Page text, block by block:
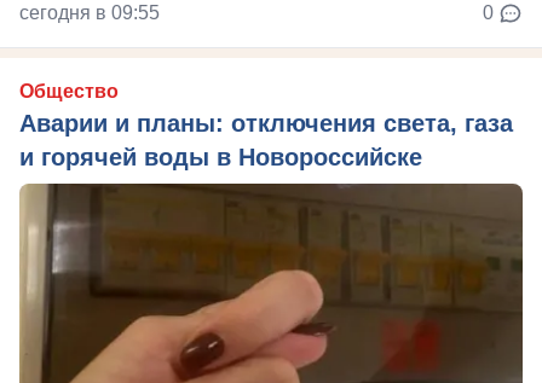
сегодня в 09:55 0
Общество
Аварии и планы: отключения света, газа
и горячей воды в Новороссийске